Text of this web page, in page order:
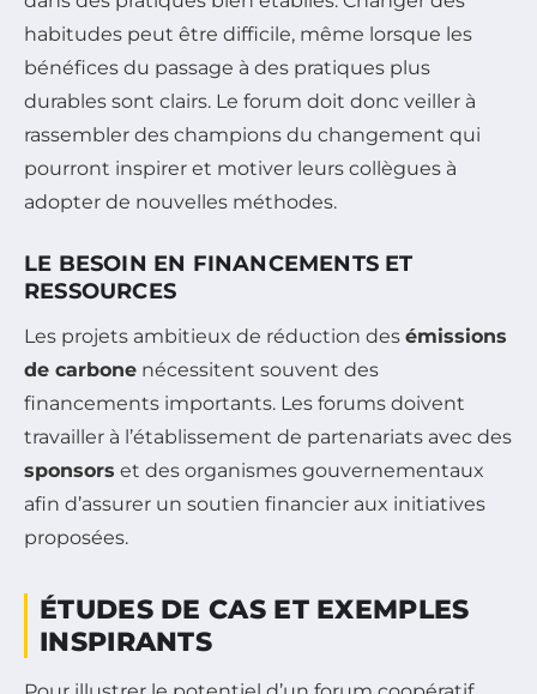
habitudes peut être difficile, même lorsque les
bénéfices du passage à des pratiques plus
durables sont clairs. Le forum doit donc veiller à
rassembler des champions du changement qui
pourront inspirer et motiver leurs collègues à
adopter de nouvelles méthodes.
LE BESOIN EN FINANCEMENTS ET
RESSOURCES
Les projets ambitieux de réduction des émissions
de carbone nécessitent souvent des
financements importants. Les forums doivent
travailler à l’établissement de partenariats avec des
sponsors et des organismes gouvernementaux
afin d’assurer un soutien financier aux initiatives
proposées.
ÉTUDES DE CAS ET EXEMPLES
INSPIRANTS